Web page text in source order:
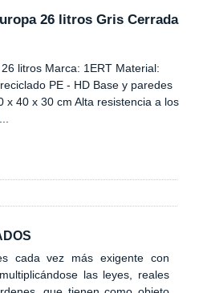
26 litros Gris Cerrada
litros Marca: 1ERT Material:
PE - HD Base y paredes
x 40 x 30 cm Alta resistencia a los
cada vez más exigente con
las leyes, reales